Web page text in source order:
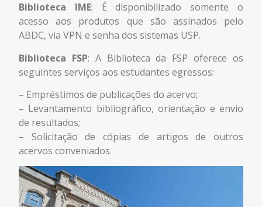
Biblioteca IME: É disponibilizado somente o
acesso aos produtos que são assinados pelo
ABDC, via VPN e senha dos sistemas USP.
Biblioteca FSP: A Biblioteca da FSP oferece os
seguintes serviços aos estudantes egressos:
– Empréstimos de publicações do acervo;
– Levantamento bibliográfico, orientação e envio
de resultados;
– Solicitação de cópias de artigos de outros
acervos conveniados.